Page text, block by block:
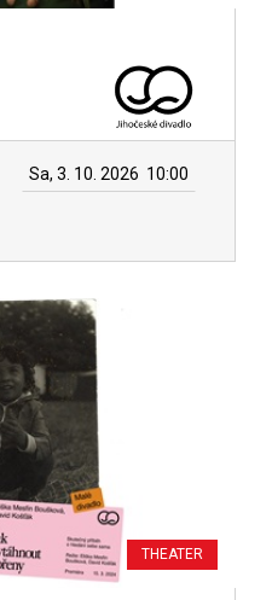
Sa, 3. 10. 2026 10:00
THEATER